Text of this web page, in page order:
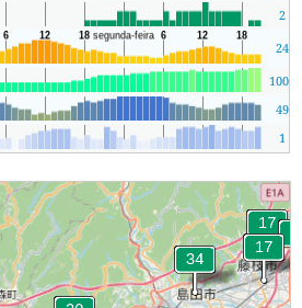
2
24
1003
49
1